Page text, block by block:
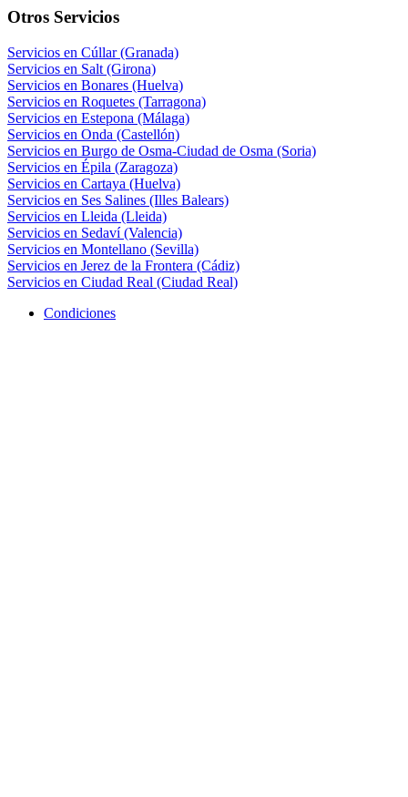
Otros Servicios
Servicios en Cúllar (Granada)
Servicios en Salt (Girona)
Servicios en Bonares (Huelva)
Servicios en Roquetes (Tarragona)
Servicios en Estepona (Málaga)
Servicios en Onda (Castellón)
Servicios en Burgo de Osma-Ciudad de Osma (Soria)
Servicios en Épila (Zaragoza)
Servicios en Cartaya (Huelva)
Servicios en Ses Salines (Illes Balears)
Servicios en Lleida (Lleida)
Servicios en Sedaví (Valencia)
Servicios en Montellano (Sevilla)
Servicios en Jerez de la Frontera (Cádiz)
Servicios en Ciudad Real (Ciudad Real)
Condiciones